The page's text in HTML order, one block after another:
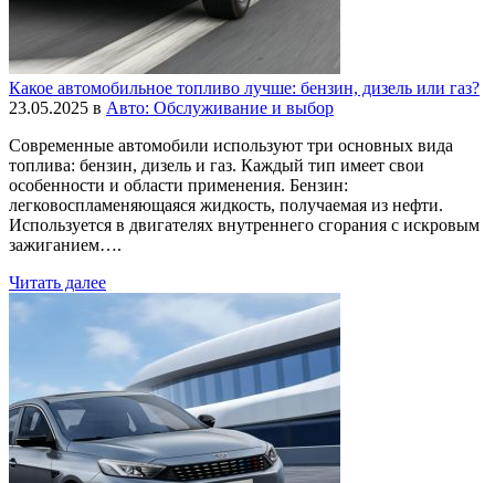
Какое автомобильное топливо лучше: бензин, дизель или газ?
23.05.2025 в Авто: Обслуживание и выбор
Современные автомобили используют три основных вида
топлива: бензин, дизель и газ. Каждый тип имеет свои
особенности и области применения. Бензин:
легковоспламеняющаяся жидкость, получаемая из нефти.
Используется в двигателях внутреннего сгорания с искровым
зажиганием….
Читать далее